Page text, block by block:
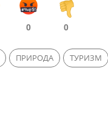
0 0
ПРИРОДА ТУРИЗМ